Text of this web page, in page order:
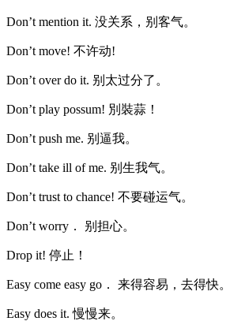
Don’t mention it. 没关系，别客气。
Don’t move! 不许动!
Don’t over do it. 别太过分了。
Don’t play possum! 別裝蒜！
Don’t push me. 别逼我。
Don’t take ill of me. 别生我气。
Don’t trust to chance! 不要碰运气。
Don’t worry． 别担心。
Drop it! 停止！
Easy come easy go． 来得容易，去得快。
Easy does it. 慢慢来。